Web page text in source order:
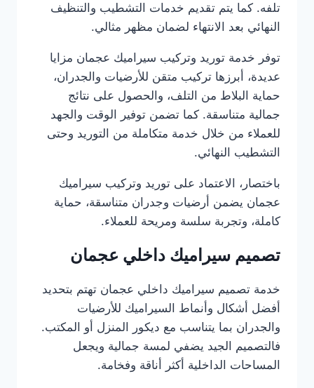
تلفه. كما يتم تقديم خدمات التشطيب والتنظيف
النهائي بعد الانتهاء لضمان مظهر مثالي.
توفر خدمة توريد وتركيب سيراميك عجمان مزايا
عديدة، أبرزها تركيب متقن للأرضيات والجدران،
حماية البلاط من التلف، والحصول على نتائج
جمالية متناسقة. كما تضمن توفير الوقت والجهد
للعملاء من خلال خدمة متكاملة من التوريد وحتى
التشطيب النهائي.
باختصار، الاعتماد على توريد وتركيب سيراميك
عجمان يضمن أرضيات وجدران متناسقة، حماية
كاملة، وتجربة سلسة ومريحة للعملاء.
تصميم سيراميك داخلي عجمان
خدمة تصميم سيراميك داخلي عجمان تهتم بتحديد
أفضل أشكال وأنماط السيراميك للأرضيات
والجدران بما يتناسب مع ديكور المنزل أو المكتب.
فالتصميم الجيد يضفي لمسة جمالية ويجعل
المساحات الداخلية أكثر أناقة وفخامة.